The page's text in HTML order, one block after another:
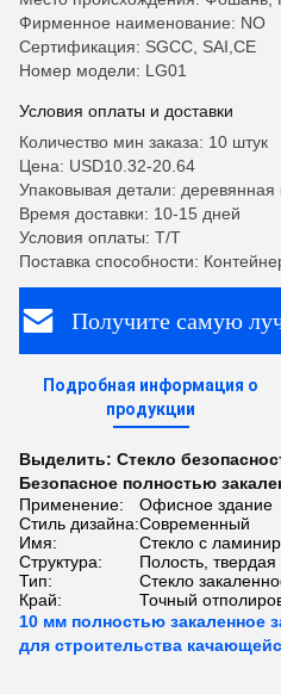
Фирменное наименование: NO
Сертификация: SGCC, SAI,CE
Номер модели: LG01
Условия оплаты и доставки
Количество мин заказа: 10 штук
Цена: USD10.32-20.64
Упаковывая детали: деревянная
Время доставки: 10-15 дней
Условия оплаты: T/T
Поставка способности:
Получите самую
Подробная информация о
продукции
Выделить: Стекло
Безопасное полностью
Применение:
Офисное здание
Стиль дизайна:Современный
Имя:
Стекло с
Структура:
Полость, твердая
Тип:
Стекло
Край:
Точный
10 мм полностью закаленное
для строительства